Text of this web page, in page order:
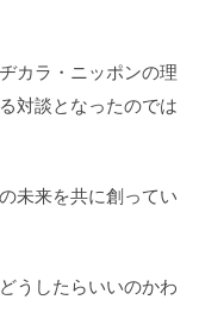
カラ・ニッポンの理
対談となったのでは
未来を共に創ってい
うしたらいいのかわ